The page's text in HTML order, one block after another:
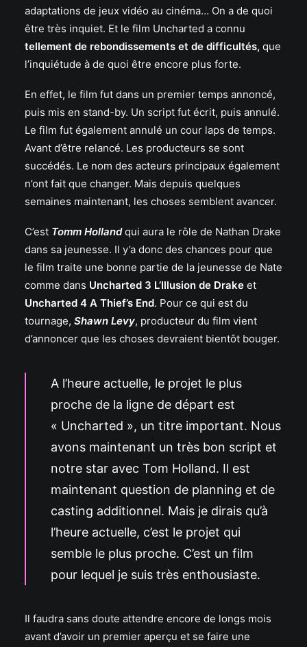
adaptations de jeux vidéo au cinéma… On a de quoi
être très inquiet. Et le film Uncharted a connu
tellement de rebondissements et de difficultés, que
l’inquiétude à de quoi être encore plus forte.
En effet, le film fut dans un premier temps annoncé,
puis mis en stand-by. Un script fut écrit, puis annulé.
Le film fut également annulé un cour laps de temps.
Avant d’être relancé. Les producteurs se sont
succédés. Le nom des acteurs principaux également
n’ont fait que changer. Mais depuis quelques
semaines maintenant, les choses semblent avancer.
C’est Tomm Hollandqui aura le rôle de Nathan Drake
dans sa jeunesse. Il y’a donc des chances pour que
le film traite une bonne partie de la jeunesse de Nate
comme dans Uncharted 3 L’Illusion de Drake et
Uncharted 4 A Thief’s End. Pour ce qui est du
tournage, Shawn Levy, producteur du film vient
d’annoncer que les choses devraient bientôt bouger.
A l’heure actuelle, le projet le plus
proche de la ligne de départ est
« Uncharted », un titre important. Nous
avons maintenant un très bon script et
notre star avec Tom Holland. Il est
maintenant question de planning et de
casting additionnel. Mais je dirais qu’à
l’heure actuelle, c’est le projet qui
semble le plus proche. C’est un film
pour lequel je suis très enthousiaste.
Il faudra sans doute attendre encore de longs mois
avant d’avoir un premier aperçu et se faire une